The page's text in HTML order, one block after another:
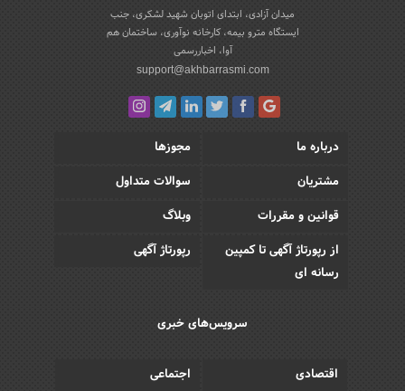
میدان آزادی، ابتدای اتوبان شهید لشکری، جنب
ایستگاه مترو بیمه، کارخانه نوآوری، ساختمان هم
آوا، اخباررسمی
support@akhbarrasmi.com
درباره ما
مجوزها
مشتریان
سوالات متداول
قوانین و مقررات
وبلاگ
از رپورتاژ آگهی تا کمپین
رسانه ای
رپورتاژ آگهی
سرویس‌های خبری
اقتصادی اجتماعی